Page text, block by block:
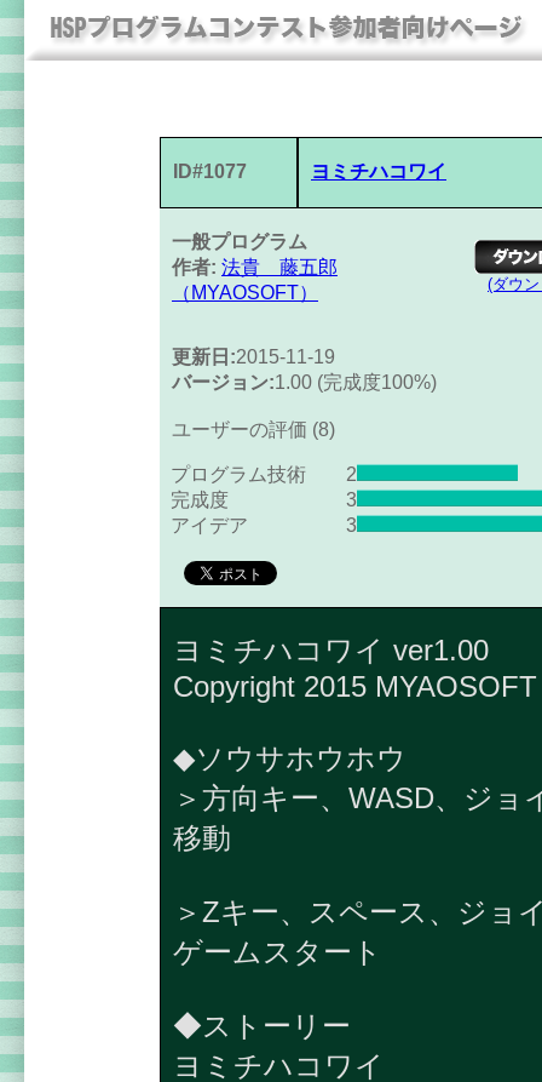
ID#1077 ヨミチハコワイ
一般プログラム
作者: 法貴 藤五郎
（MYAOSOFT）
(ダウ
更新日:2015-11-19
バージョン:1.00 (完成度100%)
ユーザーの評価 (8)
プログラム技術
2
完成度
3
アイデア
3
ヨミチハコワイ ver1.00
Copyright 2015 MYAOSOFT
◆ソウサホウホウ
＞方向キー、WASD、ジョ
移動
＞Zキー、スペース、ジョ
ゲームスタート
◆ストーリー
ヨミチハコワイ